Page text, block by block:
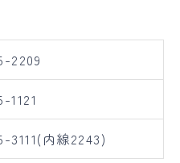
2209
1121
3111(内線2243)